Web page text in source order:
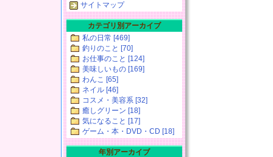
サイトマップ
カテゴリ別アーカイブ
私の日常 [469]
釣りのこと [70]
お仕事のこと [124]
美味しいもの [169]
わんこ [65]
ネイル [46]
コスメ・美容系 [32]
癒しグリーン [18]
気になること [17]
ゲーム・本・DVD・CD [18]
年別アーカイブ